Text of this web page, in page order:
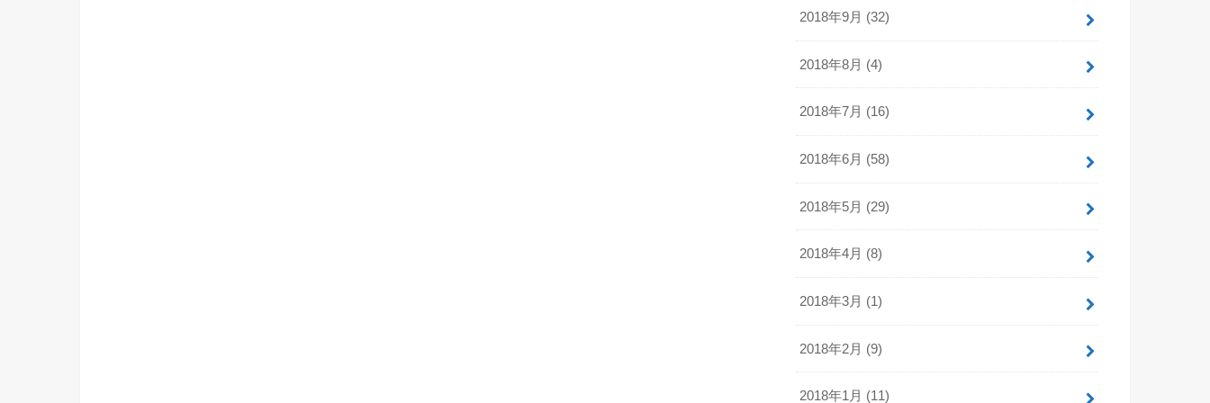
2018年9月 (32)
2018年8月 (4)
2018年7月 (16)
2018年6月 (58)
2018年5月 (29)
2018年4月 (8)
2018年3月 (1)
2018年2月 (9)
2018年1月 (11)